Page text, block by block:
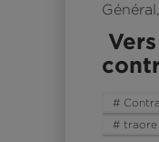
Général ,
#
# traore